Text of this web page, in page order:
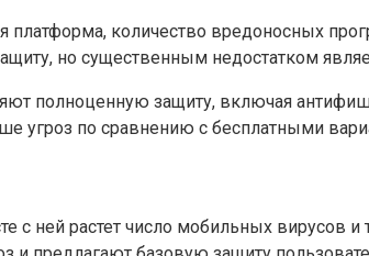
количество вредоносных
но существенным недостатком
полноценную защиту, включая
угроз по сравнению с бесплатными
с ней растет число мобильных вирусов